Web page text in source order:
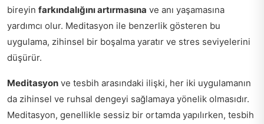
bireyin farkındalığını artırmasına ve anı yaşamasına
yardımcı olur. Meditasyon ile benzerlik gösteren bu
uygulama, zihinsel bir boşalma yaratır ve stres seviyelerini
düşürür.
Meditasyon ve tesbih arasındaki ilişki, her iki uygulamanın
da zihinsel ve ruhsal dengeyi sağlamaya yönelik olmasıdır.
Meditasyon, genellikle sessiz bir ortamda yapılırken, tesbih